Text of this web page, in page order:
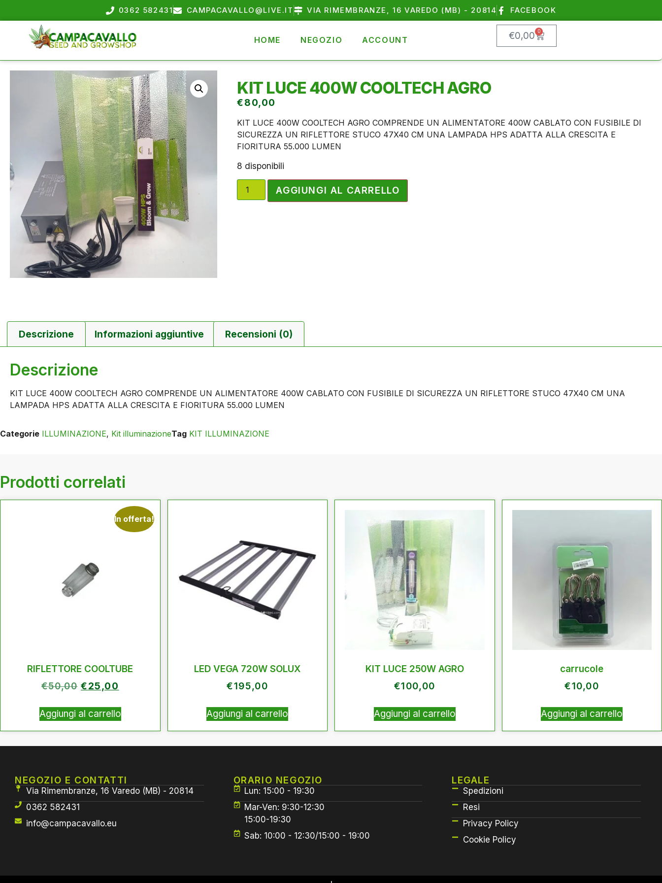
0362 582431 CAMPACAVALLO@LIVE.IT VIA RIMEMBRANZE, 16 VAREDO (MB) - 20814 FACEBOOK
HOME NEGOZIO ACCOUNT €0,00 0
KIT LUCE 400W COOLTECH AGRO
€80,00
KIT LUCE 400W COOLTECH AGRO COMPRENDE UN ALIMENTATORE 400W CABLATO CON FUSIBILE DI
SICUREZZA UN RIFLETTORE STUCO 47X40 CM UNA LAMPADA HPS ADATTA ALLA CRESCITA E
FIORITURA 55.000 LUMEN
8 disponibili
AGGIUNGI AL CARRELLO
Descrizione Informazioni aggiuntive Recensioni (0)
Descrizione
KIT LUCE 400W COOLTECH AGRO COMPRENDE UN ALIMENTATORE 400W CABLATO CON FUSIBILE DI SICUREZZA UN RIFLETTORE STUCO 47X40 CM UNA
LAMPADA HPS ADATTA ALLA CRESCITA E FIORITURA 55.000 LUMEN
Categorie ILLUMINAZIONE, Kit illuminazioneTag KIT ILLUMINAZIONE
Prodotti correlati
In offerta!
RIFLETTORE COOLTUBE
€50,00 €25,00
Aggiungi al carrello
LED VEGA 720W SOLUX
€195,00
Aggiungi al carrello
KIT LUCE 250W AGRO
€100,00
Aggiungi al carrello
carrucole
€10,00
Aggiungi al carrello
NEGOZIO E CONTATTI
Via Rimembranze, 16 Varedo (MB) - 20814
0362 582431
info@campacavallo.eu
ORARIO NEGOZIO
Lun: 15:00 - 19:30
Mar-Ven: 9:30-12:30
15:00-19:30
Sab: 10:00 - 12:30/15:00 - 19:00
LEGALE
Spedizioni
Resi
Privacy Policy
Cookie Policy